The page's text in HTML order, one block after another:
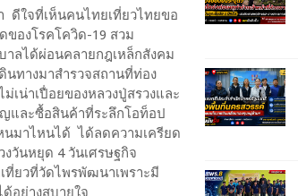
ดีใจที่เห็นคนไทยเที่ยวไทยขอ
องโรคโควิด-19 สวม
าลได้ผ่อนคลายกฎเหล็กสังคม
ทางมาสำรวจสถานที่ท่อง
เน่าเปื่อยของหลวงปู่สรวงและ
และซื้อสินค้าที่ระลึกโอท็อป
มาไหนได้ ได้ลดความเครียด
วันหยุด 4 วันเศรษฐกิจ
ที่ยวที่วัดไพรพัฒนาเพราะมี
อย่างสบายใจ